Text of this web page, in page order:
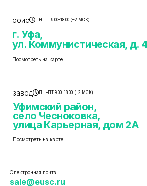
офис ПН–ПТ 9.00–18.00 (+2 МСК)
г. Уфа,
ул. Коммунистическая, д.
Посмотреть на карте
завод ПН–ПТ 9.00–18.00 (+2 МСК)
Уфимский район,
село Чесноковка,
улица Карьерная, дом 2А
Посмотреть на карте
Электронная почта
sale@eusc.ru